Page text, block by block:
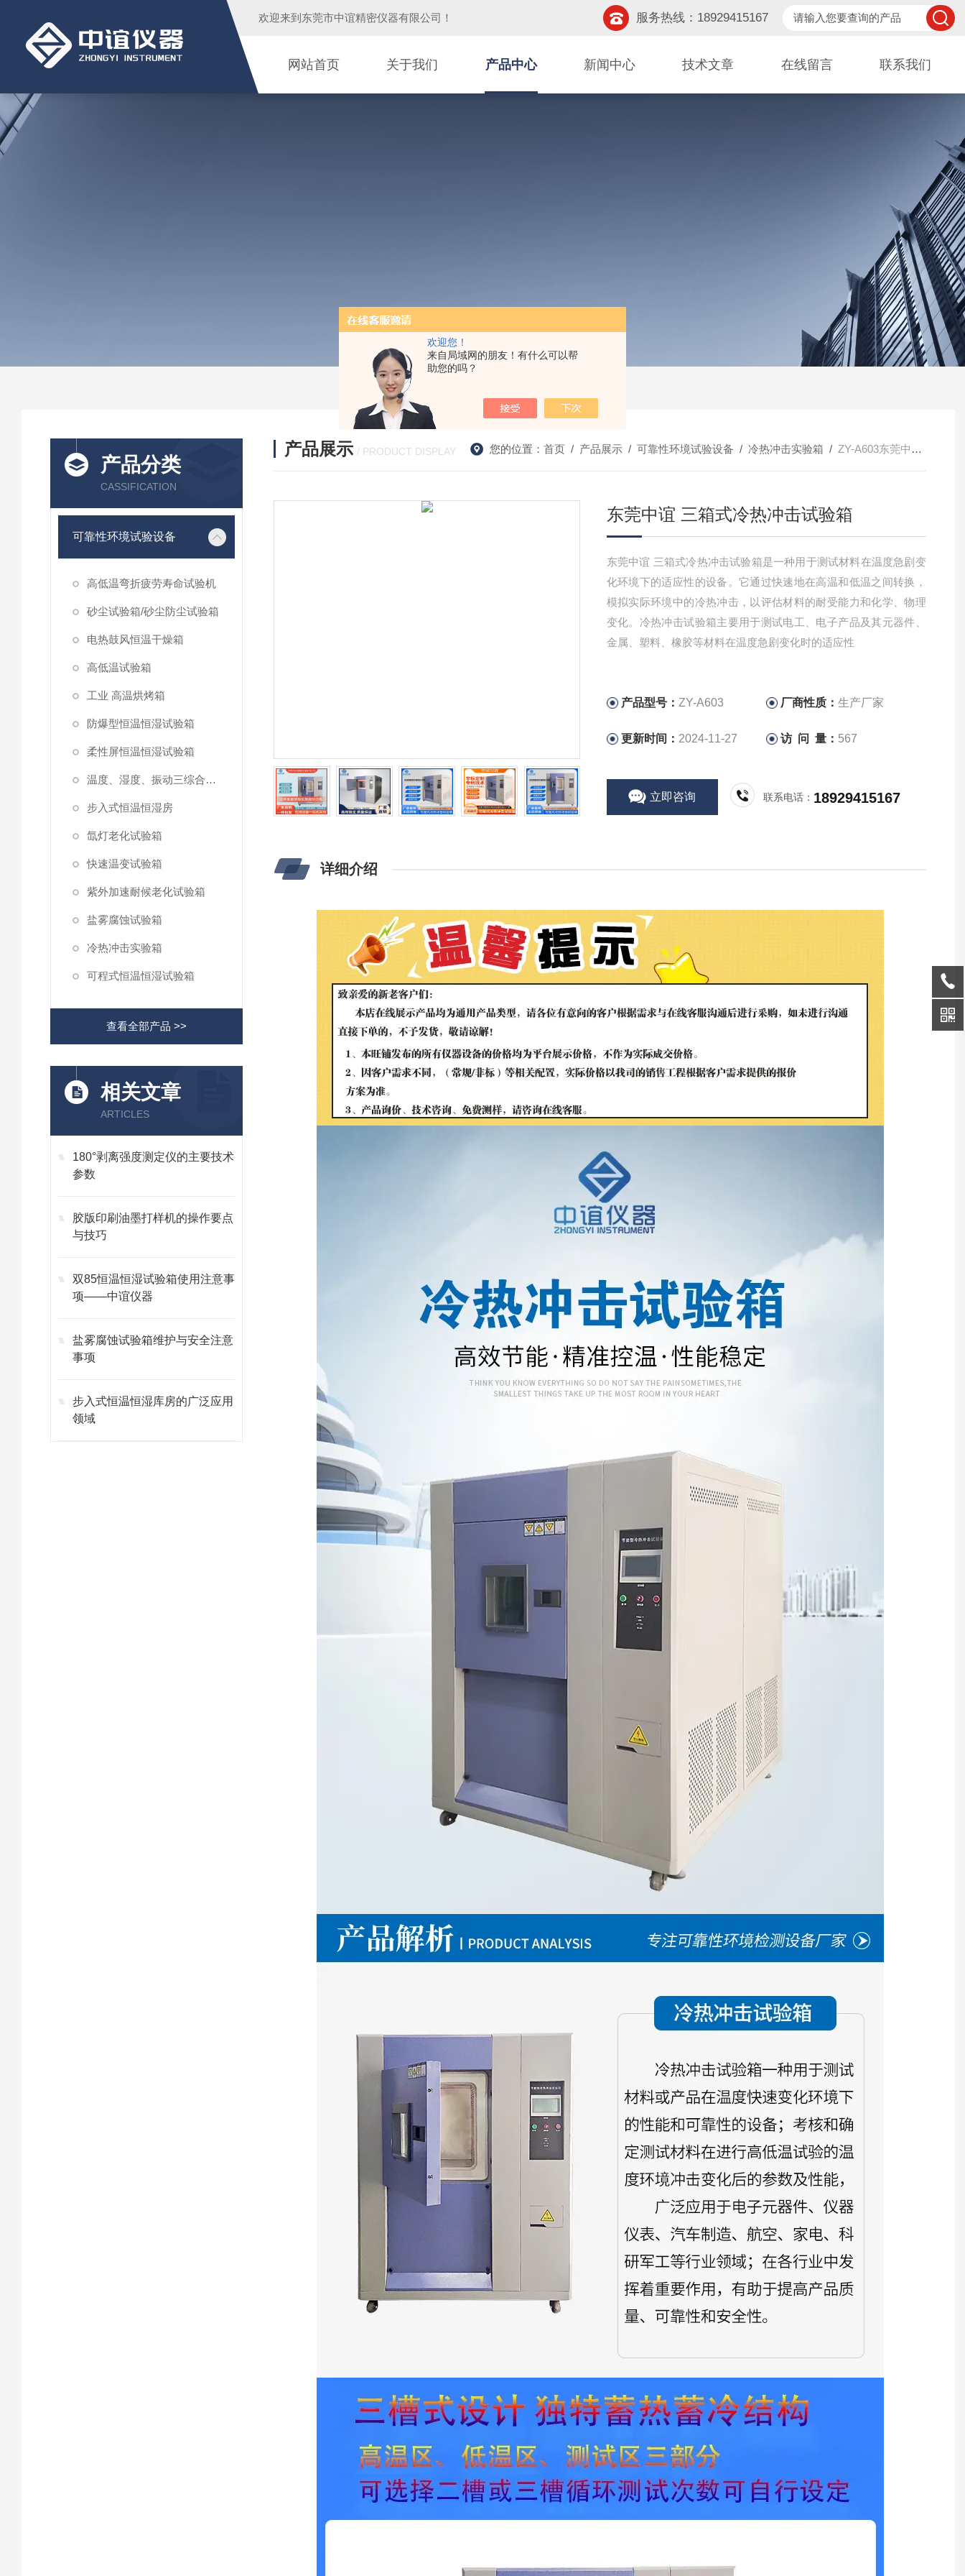
欢迎您！
来自局域网的朋友！有什么可以帮
助您的吗？
欢迎来到 东莞市中谊精密仪器有限公司 ！ 服务热线：18929415167
网站首页 关于我们 产品中心 新闻中心 技术文章 在线留言 联系我们
产品分类
CASSIFICATION
可靠性环境试验设备
高低温弯折疲劳寿命试验机
砂尘试验箱/砂尘防尘试验箱
电热鼓风恒温干燥箱
高低温试验箱
工业 高温烘烤箱
防爆型恒温恒湿试验箱
柔性屏恒温恒湿试验箱
温度、湿度、振动三综合试验箱
步入式恒温恒湿房
氙灯老化试验箱
快速温变试验箱
紫外加速耐候老化试验箱
盐雾腐蚀试验箱
冷热冲击实验箱
可程式恒温恒湿试验箱
查看全部产品 >>
相关文章
ARTICLES
180°剥离强度测定仪的主要技术
参数
胶版印刷油墨打样机的操作要点
与技巧
双85恒温恒湿试验箱使用注意事
项——中谊仪器
盐雾腐蚀试验箱维护与安全注意
事项
步入式恒温恒湿库房的广泛应用
领域
产品展示 / PRODUCT DISPLAY 您的位置： 首页/ 产品展示/ 可靠性环境试验设备 / 冷热冲击实验箱 / ZY-A603东莞中谊 三箱式冷热冲击试验箱
东莞中谊 三箱式冷热冲击试验箱
东莞中谊 三箱式冷热冲击试验箱是一种用于测试材料在温度急剧变
化环境下的适应性的设备。它通过快速地在高温和低温之间转换，
模拟实际环境中的冷热冲击，以评估材料的耐受能力和化学、物理
变化。冷热冲击试验箱主要用于测试电工、电子产品及其元器件、
金属、塑料、橡胶等材料在温度急剧变化时的适应性‌
产品型号： ZY-A603 厂商性质：生产厂家
更新时间： 2024-11-27 访 问 量： 567
立即咨询 联系电话： 18929415167
详细介绍